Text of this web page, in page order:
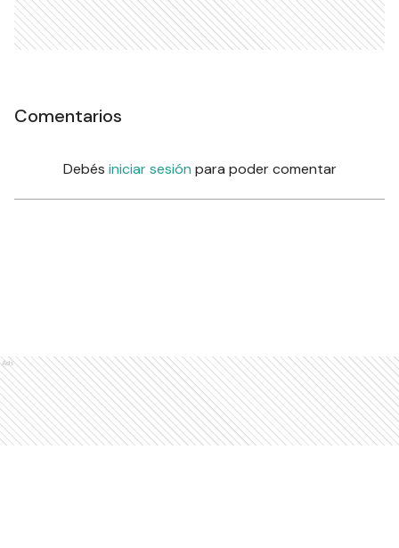
Comentarios
Debés iniciar sesión para poder comentar
Ads